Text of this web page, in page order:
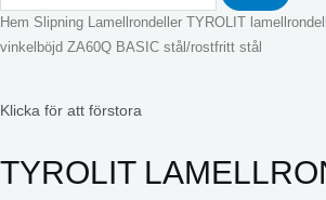
Hem Slipning Lamellrondeller
TYROLIT
vinkelböjd ZA60Q BASIC stål/rostfritt stål
Klicka för att förstora
TYROLIT